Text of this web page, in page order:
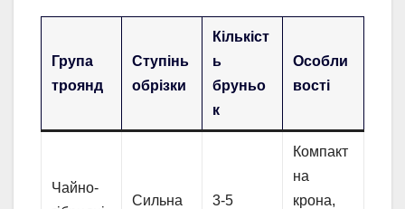
Група
троянд
Ступінь
обрізки
Кількіст
ь
бруньо
к
Особли
вості
Чайно-
Сильна 3-5
Компакт
на
крона,